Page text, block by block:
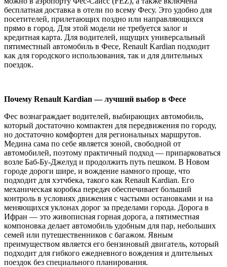
бесплатная доставка в отели по всему Фесу. Это удобно для
посетителей, прилетающих поздно или направляющихся
прямо в город. Для этой модели не требуется залог и
кредитная карта. Для водителей, ищущих универсальный
пятиместный автомобиль в Фесе, Renault Kardian подходит
как для городского использования, так и для длительных
поездок.
Почему Renault Kardian — лучший выбор в Фесе
Фес вознаграждает водителей, выбирающих автомобиль,
который достаточно компактен для передвижения по городу,
но достаточно комфортен для региональных маршрутов.
Медина сама по себе является зоной, свободной от
автомобилей, поэтому практичный подход — припарковаться
возле Баб-Бу-Джелуд и продолжить путь пешком. В Новом
городе дороги шире, и вождение намного проще, что
подходит для хэтчбека, такого как Renault Kardian. Его
механическая коробка передач обеспечивает больший
контроль в условиях движения с частыми остановками и на
меняющихся уклонах дорог за пределами города. Дорога в
Ифран — это живописная горная дорога, а пятиместная
компоновка делает автомобиль удобным для пар, небольших
семей или путешественников с багажом. Явным
преимуществом является его бензиновый двигатель, который
подходит для гибкого ежедневного вождения и длительных
поездок без специального планирования.